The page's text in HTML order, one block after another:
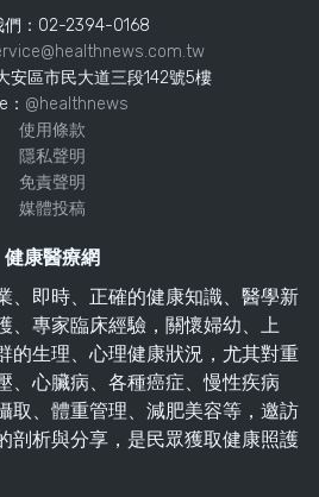
們：02-2394-0168
安區市民大道三段142號5樓
： @healthnews
使用條款
隱私聲明
免責聲明
媒體投稿
健康醫療網
、即時、正確的健康知識、醫學新
、專家臨床經驗，關懷婦幼、上
的生理、心理健康狀況，尤其對重
、心臟病、各種癌症、慢性疾病
取、體重管理、減肥美容等，邀訪
剖析與分享，是民眾獲取健康照護